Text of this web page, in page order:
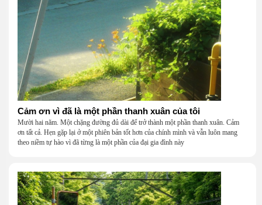
Cảm ơn vì đã là một phần thanh xuân của tôi
Mười hai năm. Một chặng đường đủ dài để trở thành một phần thanh xuân. Cảm
ơn tất cả. Hẹn gặp lại ở một phiên bản tốt hơn của chính mình và vẫn luôn mang
theo niềm tự hào vì đã từng là một phần của đại gia đình này